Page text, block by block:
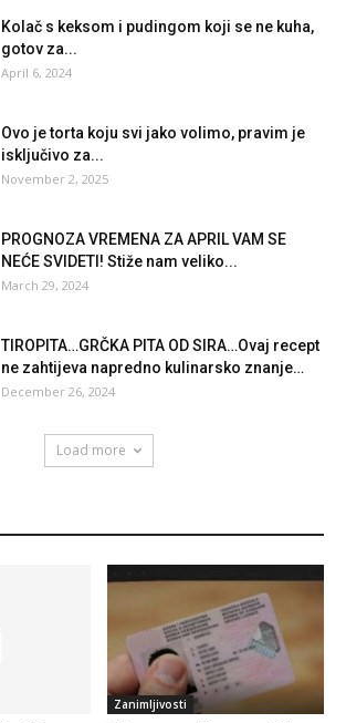
Kolač s keksom i pudingom koji se ne kuha,
gotov za...
April 6, 2024
Ovo je torta koju svi jako volimo, pravim je
isključivo za...
November 2, 2025
PROGNOZA VREMENA ZA APRIL VAM SE
NEĆE SVIDETI! Stiže nam veliko...
March 29, 2024
TIROPITA…GRČKA PITA OD SIRA…Ovaj recept
ne zahtijeva napredno kulinarsko znanje…
December 26, 2024
Load more
Zanimljivosti